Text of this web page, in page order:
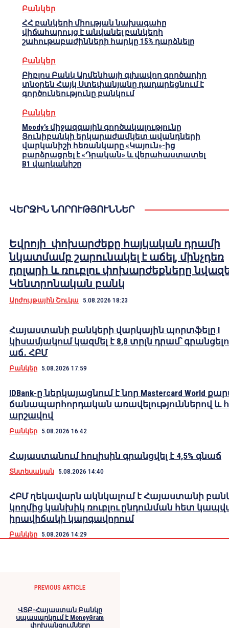
Բանկեր
ՀՀ բանկերի միության նախագահը
վիճահարույց է անվանել բանկերի
շահութաբաժինների հարկը 15% դարձնելը
Բանկեր
Բիբլոս Բանկ Արմենիայի գլխավոր գործադիր
տնօրեն Հայկ Ստեփանյանը դադարեցնում է
գործունեությունը բանկում
Բանկեր
Moody’s միջազգային գործակալությունը
Յունիբանկի երկարաժամկետ ավանդների
վարկանիշի հեռանկարը «Կայուն»-ից
բարձրացրել է «Դրական» և վերահաստատել
B1 վարկանիշը
ՎԵՐՋԻՆ ՆՈՐՈՒԹՅՈՒՆՆԵՐ
Եվրոյի փոխարժեքը հայկական դրամի
նկատմամբ շարունակել է աճել, մինչդեռ
դոլարի և ռուբլու փոխարժեքները
Կենտրոնական բանկ
Արժույթային Շուկա 5.08.2026 18:23
Հայաստանի բանկերի վարկային պորտֆելը I
կիսամյակում կազմել է 8,8 տրլն դրամ՝
աճ․ ՀԲՄ
Բանկեր 5.08.2026 17:59
IDBank-ը ներկայացնում է նոր Mastercard World
ճանապարհորդական առավելություններով և
արշավով
Բանկեր 5.08.2026 16:42
Հայաստանում հուլիսին գրանցվել է 4,5% գնաճ
Տնտեսական 5.08.2026 14:40
ՀԲՄ ղեկավարն ակնկալում է Հայաստանի
կողմից կանխիկ ռուբլու ընդունման հետ
իրավիճակի կարգավորում
Բանկեր 5.08.2026 14:29
PREVIOUS ARTICLE
ՎՏԲ-Հայաստան Բանկը
սպասարկում է MoneyGram
փոխանցումները